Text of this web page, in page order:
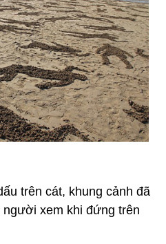
trên cát, khung cảnh đã
xem khi đứng trên